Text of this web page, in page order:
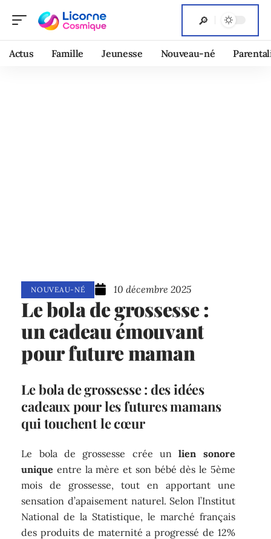
Actus Famille Jeunesse Nouveau-né
NOUVEAU-NÉ 10 décembre 2025
Le bola de grossesse :
un cadeau émouvant
pour future maman
Le bola de grossesse : des idées
cadeaux pour les futures mamans
qui touchent le cœur
Le bola de grossesse crée unlien sonore
unique entre la mère et son bébé dès le 5ème
mois de grossesse, tout en apportant une
sensation d’apaisement naturel. Selon l’Institut
National de la Statistique, le marché français
des produits de maternité a progressé de 12%